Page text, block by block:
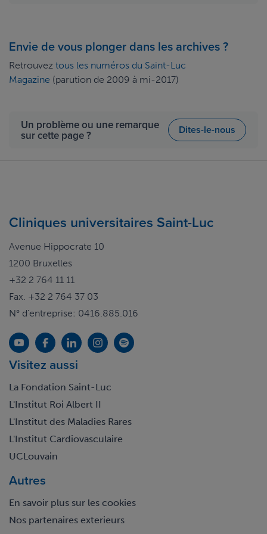
Envie de vous plonger dans les archives ?
Retrouvez tous les numéros du Saint-Luc
Magazine (parution de 2009 à mi-2017)
Un problème ou une remarque
sur cette page ? Dites-le-nous
Cliniques universitaires Saint-Luc
Avenue Hippocrate 10
1200 Bruxelles
+32 2 764 11 11
Fax. +32 2 764 37 03
N° d'entreprise: 0416.885.016
Visitez aussi
La Fondation Saint-Luc
L'Institut Roi Albert II
L'Institut des Maladies Rares
L'Institut Cardiovasculaire
UCLouvain
Autres
En savoir plus sur les cookies
Nos partenaires exterieurs